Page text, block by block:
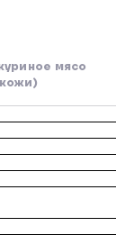
мясо